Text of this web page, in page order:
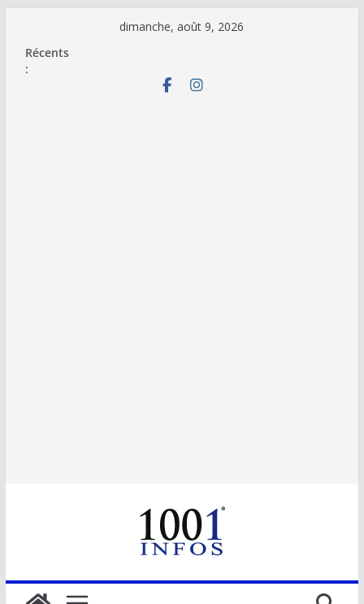
contenu
dimanche, août 9, 2026
Récents
: